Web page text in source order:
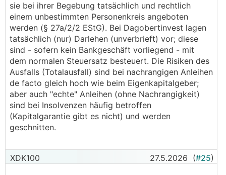
sie bei ihrer Begebung tatsächlich und rechtlich
einem unbestimmten Personenkreis angeboten
werden (§ 27a/2/2 EStG). Bei Dagobertinvest lagen
tatsächlich (nur) Darlehen (unverbrieft) vor; diese
sind - sofern kein Bankgeschäft vorliegend - mit
dem normalen Steuersatz besteuert. Die Risiken des
Ausfalls (Totalausfall) sind bei nachrangigen Anleihen
de facto gleich hoch wie beim Eigenkapitalgeber;
aber auch "echte" Anleihen (ohne Nachrangigkeit)
sind bei Insolvenzen häufig betroffen
(Kapitalgarantie gibt es nicht) und werden
geschnitten.
XDK100 27.5.2026 (#25)